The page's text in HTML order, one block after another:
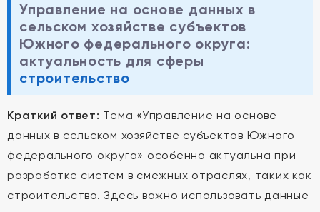
Управление на основе данных в
сельском хозяйстве субъектов
Южного федерального округа:
актуальность для сферы
строительство
Краткий ответ: Тема «Управление на основе
данных в сельском хозяйстве субъектов Южного
федерального округа» особенно актуальна при
разработке систем в смежных отраслях, таких как
строительство. Здесь важно использовать данные